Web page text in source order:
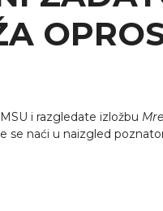
i razgledate izložbu
se naći u naizgled